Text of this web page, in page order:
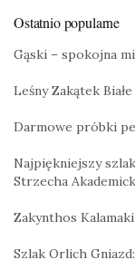
Ostatnio popularne
Gąski – spokojna
Leśny Zakątek
Darmowe próbki
Najpiękniejszy
Strzecha
Zakynthos
Szlak Orlich